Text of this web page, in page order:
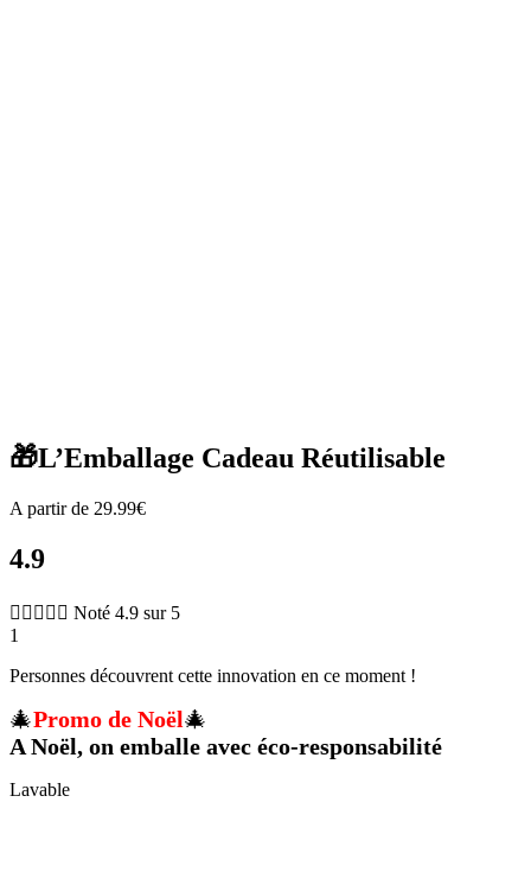
🎁L’Emballage Cadeau Réutilisable
A partir de 29.99€
4.9
     Noté 4.9 sur 5
1
Personnes découvrent cette innovation en ce moment !
🎄Promo de Noël🎄
A Noël, on emballe avec éco-responsabilité
Lavable